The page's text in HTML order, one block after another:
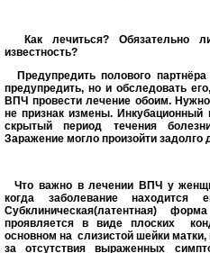
Как лечиться? Обязательно
известность?
Предупредить полового
предупредить, но и обследовать
ВПЧ провести лечение обоим.
не признак измены.
скрытый период течения
Заражение могло произойти задолго
Что важно в лечении ВПЧ у
когда заболевание
Субклиническая(латентная)
проявляется в виде плоских
основном на слизистой шейки
за отсутствия выраженных